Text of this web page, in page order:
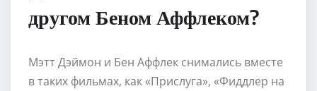
другом Беном Аффлеком?
Мэтт Дэймон и Бен Аффлек снимались вместе
в таких фильмах, как «Прислуга», «Фиддлер на